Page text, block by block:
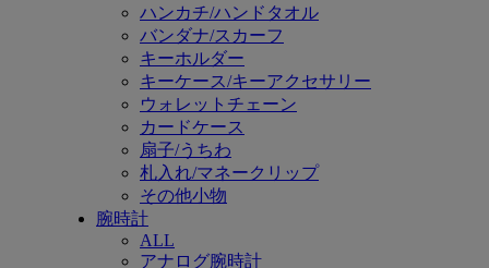
ハンカチ/ハンドタオル
バンダナ/スカーフ
キーホルダー
キーケース/キーアクセサリー
ウォレットチェーン
カードケース
扇子/うちわ
札入れ/マネークリップ
その他小物
腕時計
ALL
アナログ腕時計